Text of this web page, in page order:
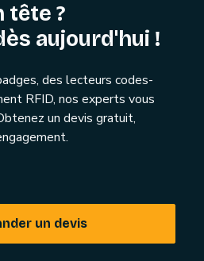
tête ?
aujourd'hui !
des lecteurs codes-
RFID, nos experts vous
un devis gratuit,
un devis